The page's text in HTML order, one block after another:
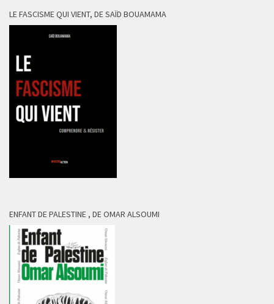
LE FASCISME QUI VIENT, DE SAÏD BOUAMAMA
ENFANT DE PALESTINE , DE OMAR ALSOUMI